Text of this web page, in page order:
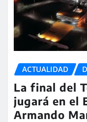
ACTUALIDAD
La final del
jugará en el
Armando